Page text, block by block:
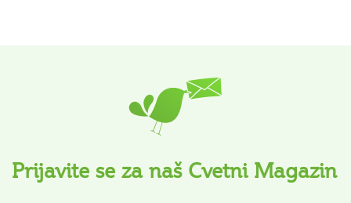
Prijavite se za naš Cvetni Magazin